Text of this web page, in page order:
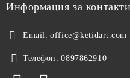
Информация за
Email: office@ketidart.com
Телефон: 0897862910